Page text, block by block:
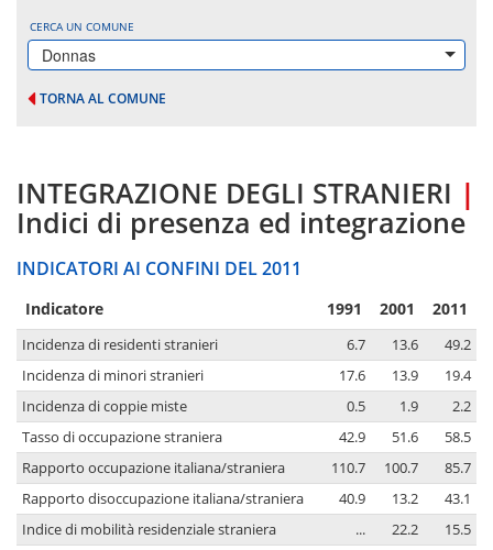
CERCA UN COMUNE
Donnas
TORNA AL COMUNE
INTEGRAZIONE DEGLI STRANIERI |
Indici di presenza ed integrazione
INDICATORI AI CONFINI DEL 2011
Indicatore 1991 2001 2011
Incidenza di residenti stranieri 6.7 13.6
49.2
Incidenza di minori stranieri
17.6 13.9
19.4
Incidenza di coppie miste
0.5 1.9
2.2
Tasso di occupazione straniera
42.9 51.6
58.5
Rapporto occupazione italiana/straniera
110.7 100.7
85.7
Rapporto disoccupazione italiana/straniera
40.9 13.2
43.1
Indice di mobilità residenziale straniera
... 22.2
15.5